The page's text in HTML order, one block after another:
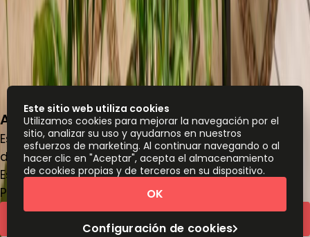
Avenida Punto Sur 312, 45640
Espacio de oficina
de
MX$5845 persona/mes
Escritorios de coworking
Precio a petición
Este sitio web utiliza cookies
Utilizamos cookies para mejorar la navegación por el
sitio, analizar su uso y ayudarnos en nuestros
esfuerzos de marketing. Al continuar navegando o al
hacer clic en "Aceptar", acepta el almacenamiento
de cookies propias y de terceros en su dispositivo.
Configuración de cookies
OK